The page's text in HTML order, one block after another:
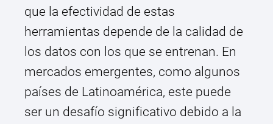
que la efectividad de estas
herramientas depende de la calidad de
los datos con los que se entrenan. En
mercados emergentes, como algunos
países de Latinoamérica, este puede
ser un desafío significativo debido a la